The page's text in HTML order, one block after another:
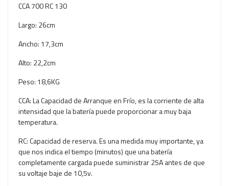
CCA 700 RC 130
Largo: 26cm
Ancho: 17,3cm
Alto: 22,2cm
Peso: 18,6KG
CCA: La Capacidad de Arranque en Frío, es la corriente de alta
intensidad que la batería puede proporcionar a muy baja
temperatura.
RC: Capacidad de reserva. Es una medida muy importante, ya
que nos indica el tiempo (minutos) que una batería
completamente cargada puede suministrar 25A antes de que
su voltaje baje de 10,5v.